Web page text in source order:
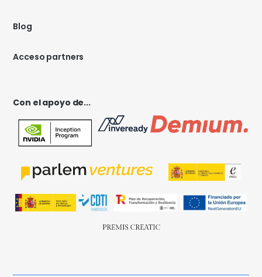
Blog
Acceso partners
Con el apoyo de...